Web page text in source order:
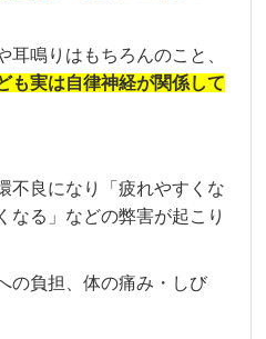
耳鳴りはもちろんのこと
も実は自律神経が関係して
不良になり「疲れやすくな
なる」などの弊害が起こり
の負担、体の痛み・しび